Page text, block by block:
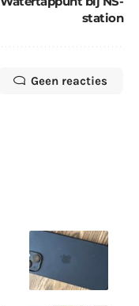
station
Geen reacties